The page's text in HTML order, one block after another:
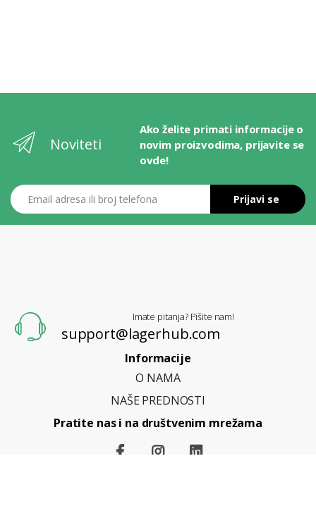
Noviteti
Ako želite primati informacije o
novim proizvodima, prijavite se
ovde!
Email adresa ili broj telefona
Prijavi se
Imate pitanja? Pišite nam!
support@lagerhub.com
Informacije
O NAMA
NAŠE PREDNOSTI
Pratite nas i na društvenim mrežama